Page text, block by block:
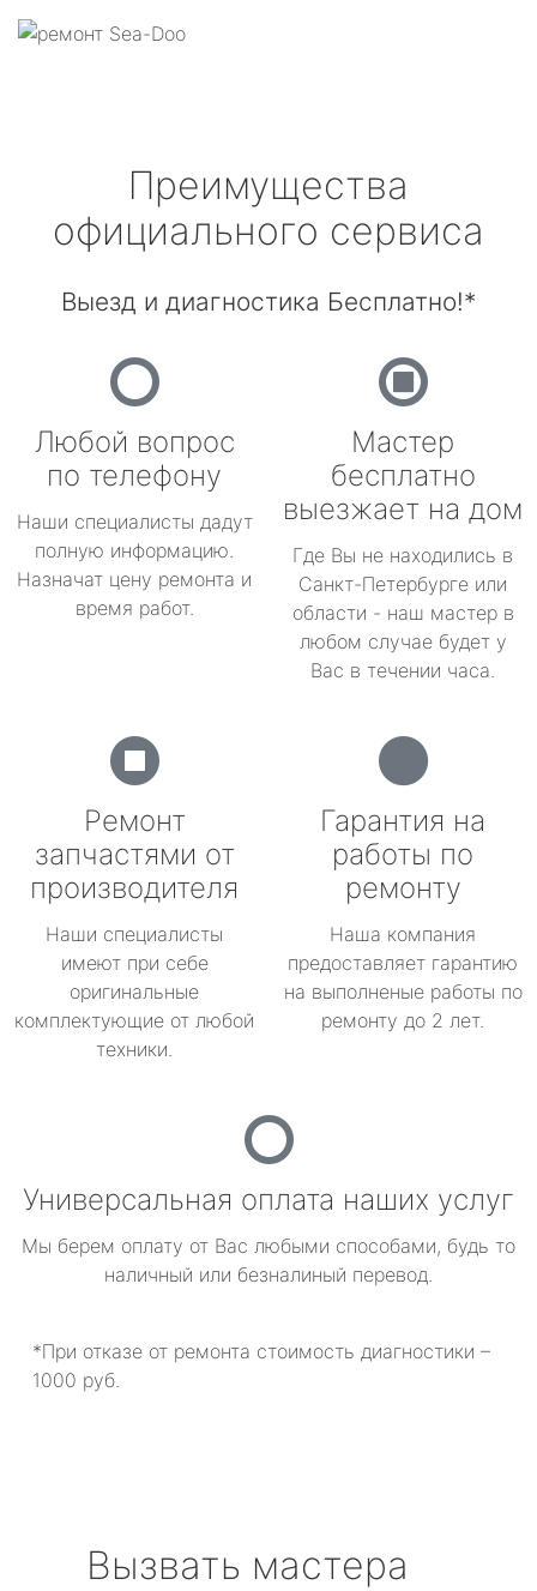
Преимущества
официального сервиса
Выезд и диагностика Бесплатно!*
Любой вопрос
по телефону
Наши специалисты дадут
полную информацию.
Назначат цену ремонта и
время работ.
Мастер
бесплатно
выезжает на дом
Где Вы не находились в
Санкт-Петербурге или
области - наш мастер в
любом случае будет у
Вас в течении часа.
Ремонт
запчастями от
производителя
Наши специалисты
имеют при себе
оригинальные
комплектующие от любой
техники.
Гарантия на
работы по
ремонту
Наша компания
предоставляет гарантию
на выполненые работы по
ремонту до 2 лет.
Универсальная оплата наших услуг
Мы берем оплату от Вас любыми способами, будь то
наличный или безналиный перевод.
*При отказе от ремонта стоимость диагностики –
1000 руб.
Вызвать мастера